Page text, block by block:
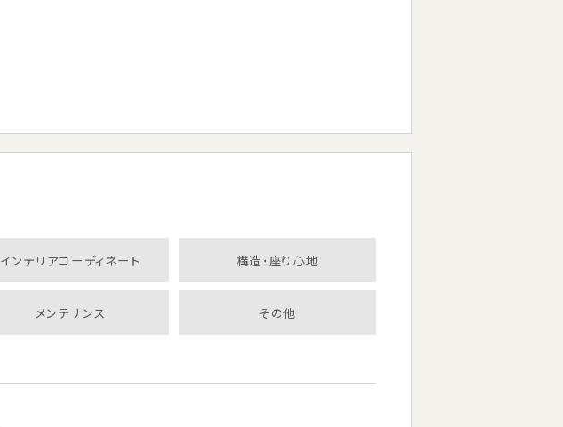
インテリアコーディネート 構造・座り心地
メンテナンス その他